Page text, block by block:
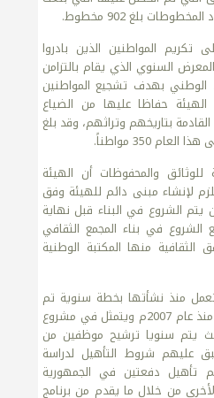
المواطنين الذين بادروا
السنوي الذي يقام بالتزامن
الوطني بهدف تشجيع المواطنين
حفاظا عليها من الضياع
بتاريخهم وتراثهم، وقد بلغ
350 مواطناً.
والمحفوظات أن الهيئة
لإنشاء مبنى دائم للهيئة وفق
يتم الشروع في البناء قبل نهاية
في بناء المجمع الثقافي
منها المكتبة الوطنية
منذ نشأتها بخطة سنوية تم
اعتمادها من الجهات المعنية منذ عام 2007م ويتمثل في مشروع
يتم سنويا ترشيح موظفين من
عليهم شروط التأهيل لدراسة
تأهيل دفعتين في الجمهورية
من خلال ما يقدم من برنامج